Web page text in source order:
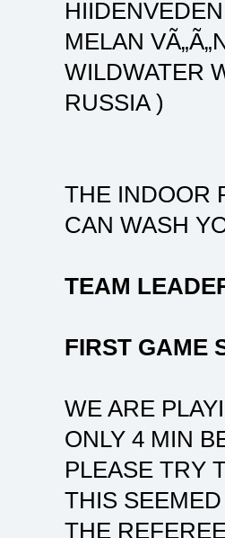
MELAN
WILDWATER
RUSSIA )
THE INDOOR
CAN WASH
TEAM
FIRST GAME
WE ARE
ONLY 4 MIN
PLEASE TRY
THIS
THE